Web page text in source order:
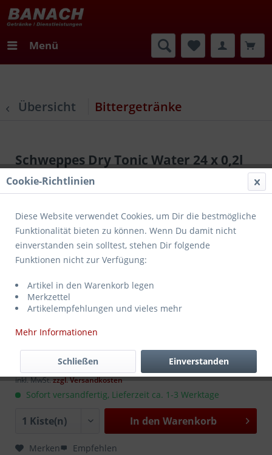
Menü
Übersicht Bittergetränke
Schweppes Dry Tonic Water 24 x 0,2l
18,99 € *MEHRWEG
4.8 Liter (3,96 € * / 1 Liter)
inkl. MwSt.zzgl. Versandkosten
Sofort versandfertig, Lieferzeit ca. 1-3 Werktage
In den Warenkorb
Merken Empfehlen
Cookie-Richtlinien
Diese Website verwendet Cookies, um Dir die bestmögliche
Funktionalität bieten zu können. Wenn Du damit nicht
einverstanden sein solltest, stehen Dir folgende
Funktionen nicht zur Verfügung:
Artikel in den Warenkorb legen
Merkzettel
Artikelempfehlungen und vieles mehr
Mehr Informationen
Einverstanden
Schließen